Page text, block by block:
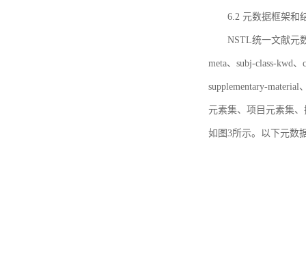
6.2 元数据框架和
NSTL统一文献元
meta、subj-class-kwd
supplementary-
元素集、项目元素集
如图3所示。以下元数